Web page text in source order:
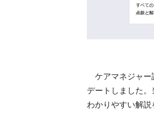
ケアマネジャー
デートしました
わかりやすい解